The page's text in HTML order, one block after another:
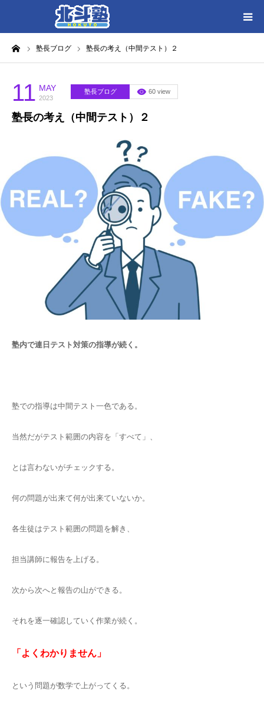
塾長ブログ 塾長の考え（中間テスト）２
11 MAY
2023
塾長ブログ 60 view
塾長の考え（中間テスト）２
塾内で連日テスト対策の指導が続く。
塾での指導は中間テスト一色である。
当然だがテスト範囲の内容を「すべて」、
とは言わないがチェックする。
何の問題が出来て何が出来ていないか。
各生徒はテスト範囲の問題を解き、
担当講師に報告を上げる。
次から次へと報告の山ができる。
それを逐一確認していく作業が続く。
「よくわかりません」
という問題が数学で上がってくる。
HOME
各教室別に記事を見る
北斗塾／教室一覧